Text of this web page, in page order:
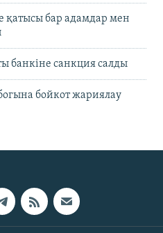
қатысы бар адамдар мен
банкіне санкция салды
бойкот жариялау